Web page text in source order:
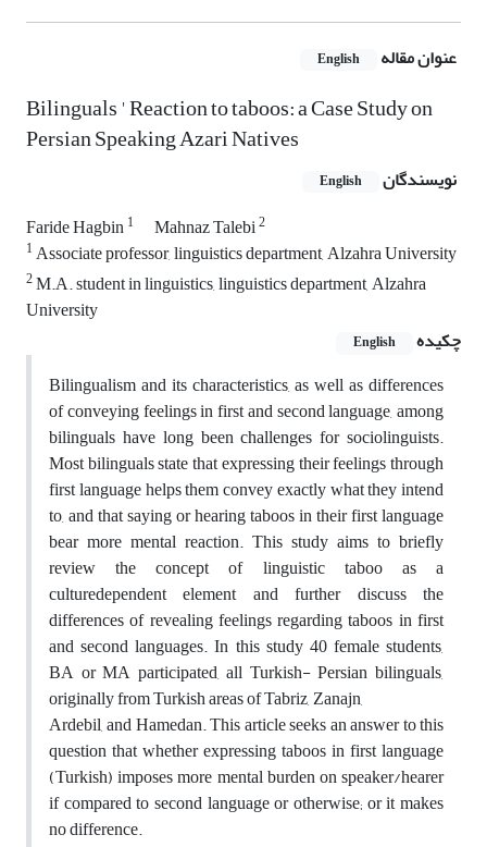
عنوان مقاله English
Bilinguals ' Reaction to taboos: a Case Study on
Persian Speaking Azari Natives
نویسندگان English
Faride Hagbin1 Mahnaz Talebi2
1Associate professor, linguistics department, Alzahra University
2M.A. student in linguistics, linguistics department, Alzahra
University
چکیده
English
Bilingualism and its characteristics, as well as differences
of conveying feelings in first and second language, among
bilinguals have long been challenges for sociolinguists.
Most bilinguals state that expressing their feelings through
first language helps them convey exactly what they intend
to, and that saying or hearing taboos in their first language
bear more mental reaction. This study aims to briefly
review the concept of linguistic taboo as a
culturedependent element and further discuss the
differences of revealing feelings regarding taboos in first
and second languages. In this study 40 female students,
BA or MA participated, all Turkish- Persian bilinguals,
originally from Turkish areas of Tabriz, Zanajn,
Ardebil, and Hamedan. This article seeks an answer to this
question that whether expressing taboos in first language
(Turkish) imposes more mental burden on speaker/hearer
if compared to second language or otherwise; or it makes
no difference.